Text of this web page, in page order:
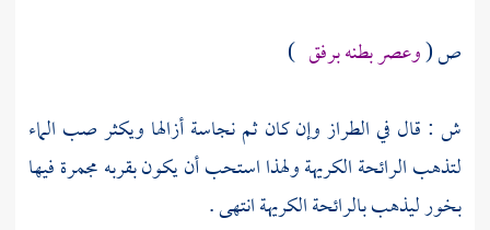
ص (وعصر بطنه برفق )
ش : قال في الطراز وإن كان ثم نجاسة أزالها ويكثر صب الماء
لتذهب الرائحة الكريهة ولهذا استحب أن يكون بقربه مجمرة فيها
بخور ليذهب بالرائحة الكريهة انتهى .